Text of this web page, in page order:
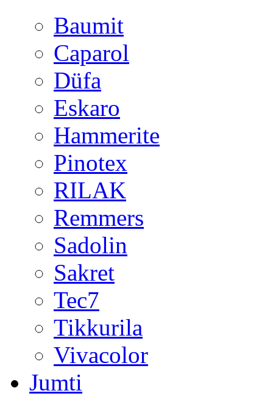
Baumit
Caparol
Düfa
Eskaro
Hammerite
Pinotex
RILAK
Remmers
Sadolin
Sakret
Tec7
Tikkurila
Vivacolor
Jumti